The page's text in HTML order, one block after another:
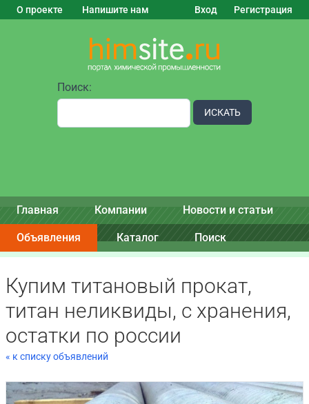
О проекте Напишите нам Вход Регистрация
Поиск:
ИСКАТЬ
Главная Компании Новости и статьи
Объявления Каталог Поиск
Купим титановый прокат,
титан неликвиды, с хранения,
остатки по россии
« к списку объявлений